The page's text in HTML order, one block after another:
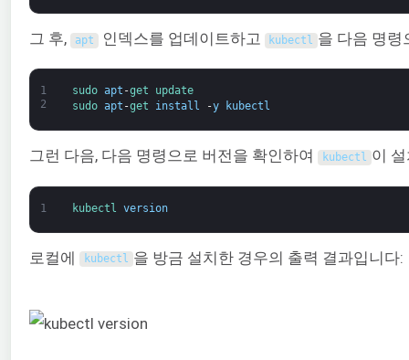
그 후, apt 인덱스를 업데이트하고 kubectl 을 다음 명령
1
2
sudo apt -get
update
sudo apt -get install -y kubectl
그런 다음, 다음 명령으로 버전을 확인하여 kubectl 이
1 kubectl version
로컬에 kubectl 을 방금 설치한 경우의 출력 결과입니다: